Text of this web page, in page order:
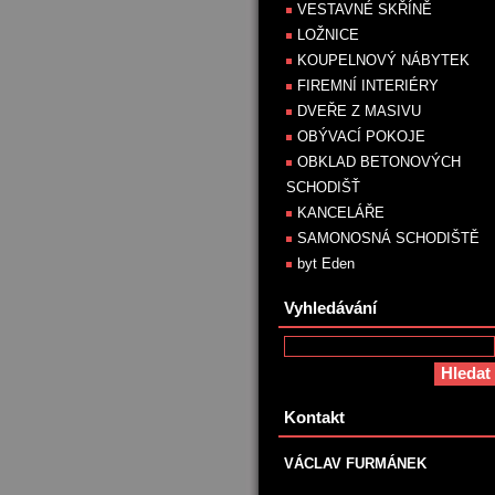
VESTAVNÉ SKŘÍNĚ
LOŽNICE
KOUPELNOVÝ NÁBYTEK
FIREMNÍ INTERIÉRY
DVEŘE Z MASIVU
OBÝVACÍ POKOJE
OBKLAD BETONOVÝCH
SCHODIŠŤ
KANCELÁŘE
SAMONOSNÁ SCHODIŠTĚ
byt Eden
Vyhledávání
Kontakt
VÁCLAV FURMÁNEK